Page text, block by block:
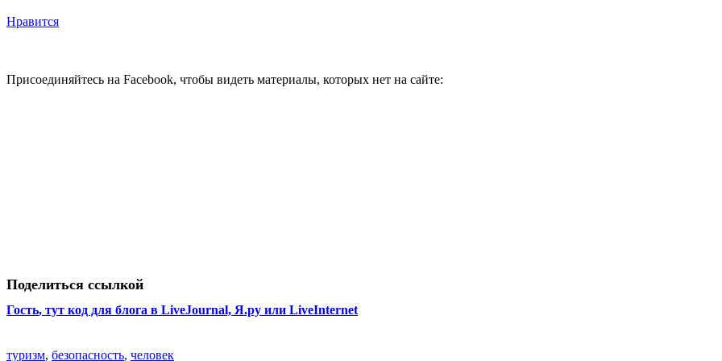
Нравится
Присоединяйтесь на Facebook, чтобы видеть материалы, которых нет на сайте:
Поделиться ссылкой
Гость, тут код для блога в LiveJournal, Я.ру или LiveInternet
туризм, безопасность, человек